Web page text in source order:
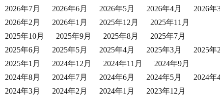
2026年7月
2026年6月 2026年5月 2026年4月
2026年
2026年2月
2026年1月 2025年12月
2025年11月
2025年10月
2025年9月 2025年8月
2025年7月
2025年6月
2025年5月 2025年4月 2025年3月
2025年
2025年1月
2024年12月 2024年11月
2024年9月
2024年8月
2024年7月 2024年6月 2024年5月
2024年
2024年3月
2024年2月 2024年1月
2023年12月